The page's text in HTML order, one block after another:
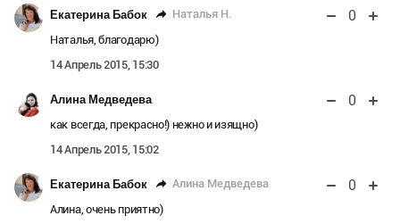
Екатерина Бабок Наталья Н. 0
Наталья, благодарю)
14 Апрель 2015, 15:30
Алина Медведева 0
как всегда, прекрасно!) нежно и изящно)
14 Апрель 2015, 15:02
Екатерина Бабок Алина Медведева 0
Алина, очень приятно)